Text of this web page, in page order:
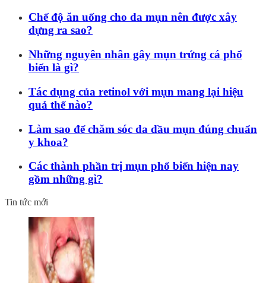
Chế độ ăn uống cho da mụn nên được xây
dựng ra sao?
Những nguyên nhân gây mụn trứng cá phổ
biến là gì?
Tác dụng của retinol với mụn mang lại hiệu
quả thế nào?
Làm sao để chăm sóc da dầu mụn đúng chuẩn
y khoa?
Các thành phần trị mụn phổ biến hiện nay
gồm những gì?
Tin tức mới